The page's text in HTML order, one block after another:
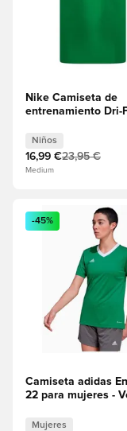
Nike Camiseta de
entrenamiento Dri-
verde/Blanco Niños
Niños
16,99 €23,95 €
Medium
Abre un modal
-45%
Camiseta adidas
22 para mujeres -
Mujeres